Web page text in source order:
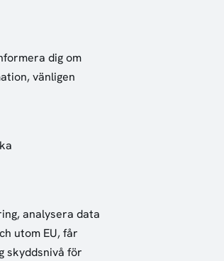
dig om
vänligen
analysera data
utom EU, får
skyddsnivå för